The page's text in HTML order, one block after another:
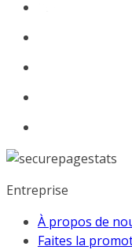
Entreprise
À propos de
Faites la